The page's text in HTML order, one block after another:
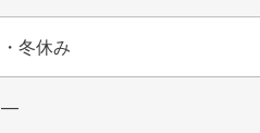
・冬休み
—